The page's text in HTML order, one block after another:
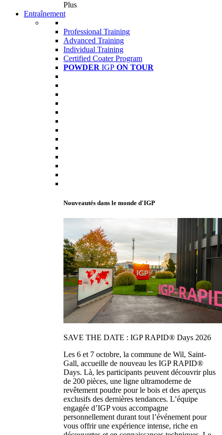
Plus
Entraînement
Professional Training
Advanced Training
Individual Training
Certified Coater Program
POWDER IGP ON TOUR
Nouveautés dans le monde d'IGP
SAVE THE DATE : IGP RAPID® Days 2026
Les 6 et 7 octobre, la commune de Wil, Saint-
Gall, accueille de nouveau les IGP RAPID®
Days. Là, les participants peuvent découvrir plus
de 200 pièces, une ligne ultramoderne de
revêtement poudre pour le bois et des aperçus
exclusifs des dernières tendances. L’équipe
engagée d’IGP vous accompagne
personnellement durant tout l’événement pour
vous offrir une expérience intense, riche en